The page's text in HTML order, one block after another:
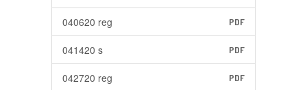
040620 reg PDF
041420 s PDF
042720 reg PDF